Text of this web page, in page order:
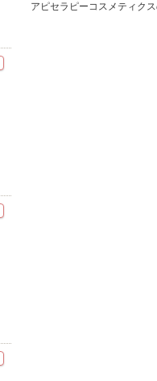
アピセラピーコスメティク